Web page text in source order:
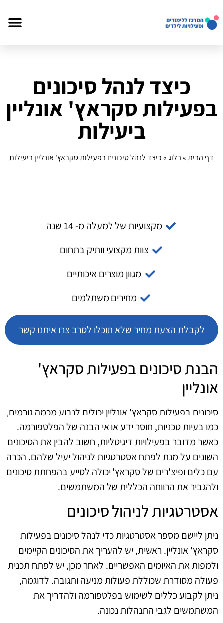
כיצד לנהל סיכונים
בפעילות סקראץ' אונליין
ביעילות
דף הבית»בלוג»כיצד לנהל סיכונים בפעילות סקראץ' אונליין ביעילות
מקצועיות של למעלה מ- 14 שנה
צוות מקצועי וותיק בתחום
מגוון מוצרים איכותיים
מחירים משתלמים
לקבלת הצעת מחיר שלא תוכלו לסרב צרו איתנו קשר
הבנת סיכונים בפעילות סקראץ'
אונליין
סיכונים בפעילות סקראץ' אונליין יכולים לנבוע מכמה גורמים,
כמו בעיות טכניות, חוסר ידע או אי הבנה של הפלטפורמה.
כאשר מדובר בפעילויות דיגיטליות, חשוב להבין את הסיכונים
השונים על מנת לפתח אסטרטגיות לניהול יעיל שלהם. הכרה
עם כלים ופיצ'רים של סקראץ' יכולה לסייע בהפחתת סיכונים
ולהגביר את הרווחה הכללית של המשתמשים.
אסטרטגיות לניהול סיכונים
ניתן ליישם מספר אסטרטגיות כדי לנהל סיכונים בפעילות
סקראץ' אונליין. ראשית, יש להעריך את הסיכונים הקיימים
ולמפות את האיומים האפשריים. לאחר מכן, יש לפתח תכנית
פעולה מסודרת שכוללת פעולות מניעה ותגובה. לדוגמה,
ניתן לקבוע כללים לשימוש בפלטפורמה ולהדריך את
המשתמשים לגבי התנהלות נכונה.